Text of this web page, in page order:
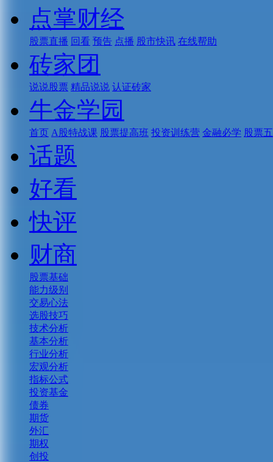
点掌财经
股票直播 回看 预告 点播 股市快讯 在线帮助
砖家团
说说股票 精品说说 认证砖家
牛金学园
首页 A股特战课 股票提高班 投资训练营 金融必学 股票
话题
好看
快评
财商
股票基础
能力级别
交易心法
选股技巧
技术分析
基本分析
行业分析
宏观分析
指标公式
投资基金
债券
期货
外汇
期权
创投